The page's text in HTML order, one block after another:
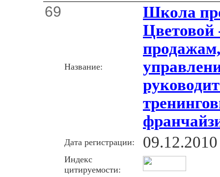
69
Название:
Школа
Цветовой
Дата регистрации: 09.12.2010
Индекс
цитируемости: